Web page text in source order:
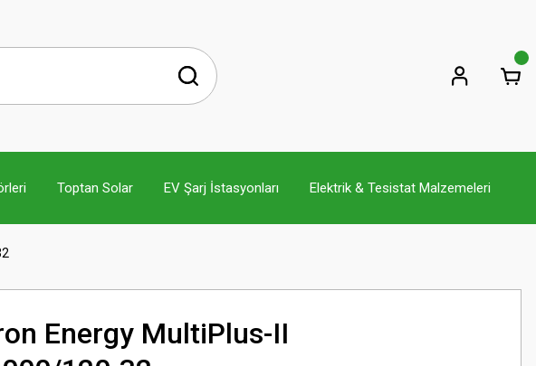
Toptan Solar EV Şarj İstasyonları Elektrik & Tesistat Malzemeleri
Energy MultiPlus-II